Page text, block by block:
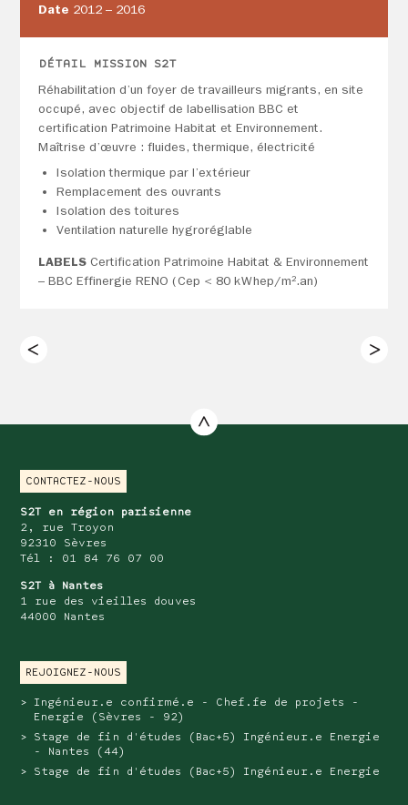
Date 2012 – 2016
DÉTAIL MISSION S2T
Réhabilitation d’un foyer de travailleurs migrants, en site
occupé, avec objectif de labellisation BBC et
certification Patrimoine Habitat et Environnement.
Maîtrise d’œuvre : fluides, thermique, électricité
Isolation thermique par l’extérieur
Remplacement des ouvrants
Isolation des toitures
Ventilation naturelle hygroréglable
LABELS Certification Patrimoine Habitat & Environnement
– BBC Effinergie RENO (Cep < 80 kWhep/m².an)
CONTACTEZ-NOUS
S2T en région parisienne
2, rue Troyon
92310 Sèvres
Tél : 01 84 76 07 00
S2T à Nantes
1 rue des vieilles douves
44000 Nantes
REJOIGNEZ-NOUS
Ingénieur.e confirmé.e - Chef.fe de projets -
Energie (Sèvres - 92)
Stage de fin d'études (Bac+5) Ingénieur.e Energie
- Nantes (44)
Stage de fin d'études (Bac+5) Ingénieur.e Energie